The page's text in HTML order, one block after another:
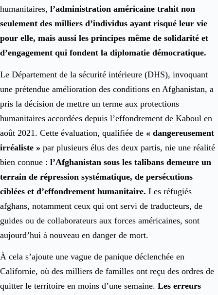
humanitaires, l’administration américaine trahit non
seulement des milliers d’individus ayant risqué leur vie
pour elle, mais aussi les principes même de solidarité et
d’engagement qui fondent la diplomatie démocratique.
Le Département de la sécurité intérieure (DHS), invoquant
une prétendue amélioration des conditions en Afghanistan, a
pris la décision de mettre un terme aux protections
humanitaires accordées depuis l’effondrement de Kaboul en
août 2021. Cette évaluation, qualifiée de « dangereusement
irréaliste » par plusieurs élus des deux partis, nie une réalité
bien connue : l’Afghanistan sous les talibans demeure un
terrain de répression systématique, de persécutions
ciblées et d’effondrement humanitaire. Les réfugiés
afghans, notamment ceux qui ont servi de traducteurs, de
guides ou de collaborateurs aux forces américaines, sont
aujourd’hui à nouveau en danger de mort.
À cela s’ajoute une vague de panique déclenchée en
Californie, où des milliers de familles ont reçu des ordres de
quitter le territoire en moins d’une semaine. Les erreurs